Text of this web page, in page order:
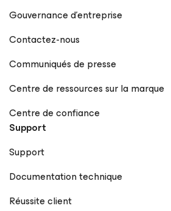
Gouvernance d’entreprise
Contactez-nous
Communiqués de presse
Centre de ressources sur la marque
Centre de confiance
Support
Support
Documentation technique
Réussite client